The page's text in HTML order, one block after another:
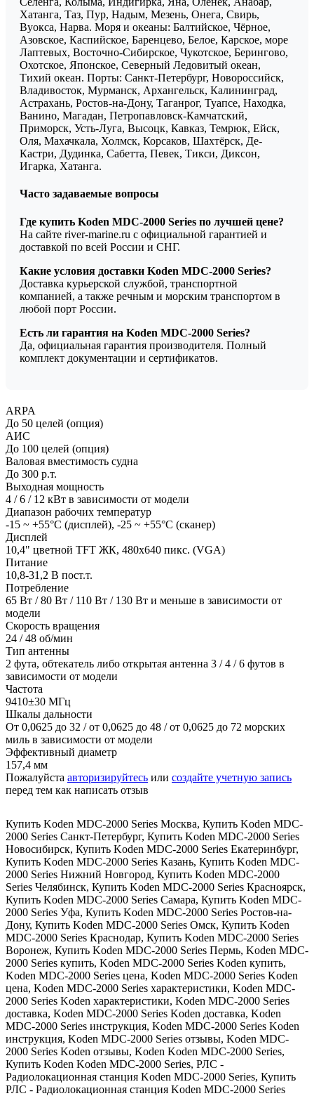
Хатанга, Таз, Пур, Надым, Мезень, Онега, Свирь,
Вуокса, Нарва. Моря и океаны: Балтийское, Чёрное,
Азовское, Каспийское, Баренцево, Белое, Карское, море
Лаптевых, Восточно-Сибирское, Чукотское, Берингово,
Охотское, Японское, Северный Ледовитый океан,
Тихий океан. Порты: Санкт-Петербург, Новороссийск,
Владивосток, Мурманск, Архангельск, Калининград,
Астрахань, Ростов-на-Дону, Таганрог, Туапсе, Находка,
Ванино, Магадан, Петропавловск-Камчатский,
Приморск, Усть-Луга, Высоцк, Кавказ, Темрюк, Ейск,
Оля, Махачкала, Холмск, Корсаков, Шахтёрск, Де-
Кастри, Дудинка, Сабетта, Певек, Тикси, Диксон,
Игарка, Хатанга.
Часто задаваемые вопросы
Где купить Koden MDC-2000 Series по лучшей цене?
На сайте river-marine.ru с официальной гарантией и
доставкой по всей России и СНГ.
Какие условия доставки Koden MDC-2000 Series?
Доставка курьерской службой, транспортной
компанией, а также речным и морским транспортом в
любой порт России.
Есть ли гарантия на Koden MDC-2000 Series?
Да, официальная гарантия производителя. Полный
комплект документации и сертификатов.
ARPA
До 50 целей (опция)
АИС
До 100 целей (опция)
Валовая вместимость судна
До 300 р.т.
Выходная мощность
4 / 6 / 12 кВт в зависимости от модели
Диапазон рабочих температур
-15 ~ +55°С (дисплей), -25 ~ +55°С (сканер)
Дисплей
10,4" цветной TFT ЖК, 480х640 пикс. (VGA)
Питание
10,8-31,2 В пост.т.
Потребление
65 Вт / 80 Вт / 110 Вт / 130 Вт и меньше в зависимости от
модели
Скорость вращения
24 / 48 об/мин
Тип антенны
2 фута, обтекатель либо открытая антенна 3 / 4 / 6 футов в
зависимости от модели
Частота
9410±30 МГц
Шкалы дальности
От 0,0625 до 32 / от 0,0625 до 48 / от 0,0625 до 72 морских
миль в зависимости от модели
Эффективный диаметр
157,4 мм
Пожалуйста авторизируйтесь или создайте учетную запись
перед тем как написать отзыв
Купить Koden MDC-2000 Series Москва, Купить Koden MDC-
2000 Series Санкт-Петербург, Купить Koden MDC-2000 Series
Новосибирск, Купить Koden MDC-2000 Series Екатеринбург,
Купить Koden MDC-2000 Series Казань, Купить Koden MDC-
2000 Series Нижний Новгород, Купить Koden MDC-2000
Series Челябинск, Купить Koden MDC-2000 Series Красноярск,
Купить Koden MDC-2000 Series Самара, Купить Koden MDC-
2000 Series Уфа, Купить Koden MDC-2000 Series Ростов-на-
Дону, Купить Koden MDC-2000 Series Омск, Купить Koden
MDC-2000 Series Краснодар, Купить Koden MDC-2000 Series
Воронеж, Купить Koden MDC-2000 Series Пермь, Koden MDC-
2000 Series купить, Koden MDC-2000 Series Koden купить,
Koden MDC-2000 Series цена, Koden MDC-2000 Series Koden
цена, Koden MDC-2000 Series характеристики, Koden MDC-
2000 Series Koden характеристики, Koden MDC-2000 Series
доставка, Koden MDC-2000 Series Koden доставка, Koden
MDC-2000 Series инструкция, Koden MDC-2000 Series Koden
инструкция, Koden MDC-2000 Series отзывы, Koden MDC-
2000 Series Koden отзывы, Koden Koden MDC-2000 Series,
Купить Koden Koden MDC-2000 Series, РЛС -
Радиолокационная станция Koden MDC-2000 Series, Купить
РЛС - Радиолокационная станция Koden MDC-2000 Series